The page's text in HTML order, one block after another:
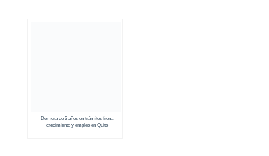
Demora de 3 años en trámites frena
crecimiento y empleo en Quito